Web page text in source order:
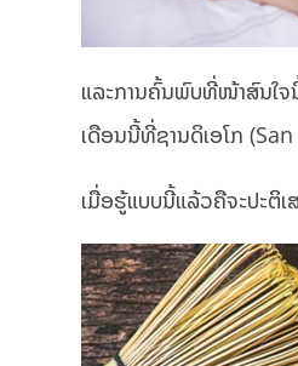
ແລະການຄົ້ນພົບທີ່ໜ້າສົນໃຈ
ເດືອນນີ້ທີ່ຊານດິເອໂກ
ເມື່ອຮູ້ແບບນີ້ແລ້ວຄືຈະປະຕິ